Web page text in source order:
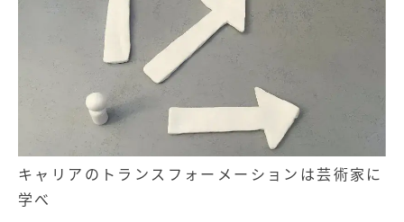
キャリアのトランスフォーメーションは芸術家に
学べ